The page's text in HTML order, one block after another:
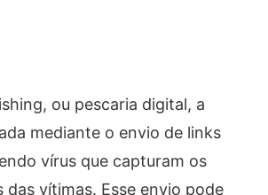
ou pescaria digital, a
mediante o envio de links
vírus que capturam os
das vítimas. Esse envio pode